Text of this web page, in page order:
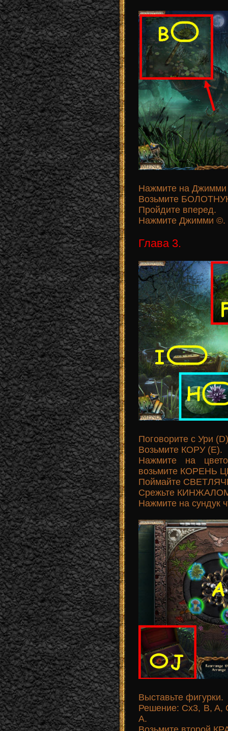
Нажмите на Джимми
Возьмите
Пройдите вперед.
Нажмите Джимми ©.
Глава 3.
Поговорите с Ури
Возьмите КОРУ (E).
Нажмите на
возьмите КОРЕНЬ
Поймайте
Срежьте
Нажмите на сундук
Выставьте фигурки.
Решение: Cx3, B, A,
A.